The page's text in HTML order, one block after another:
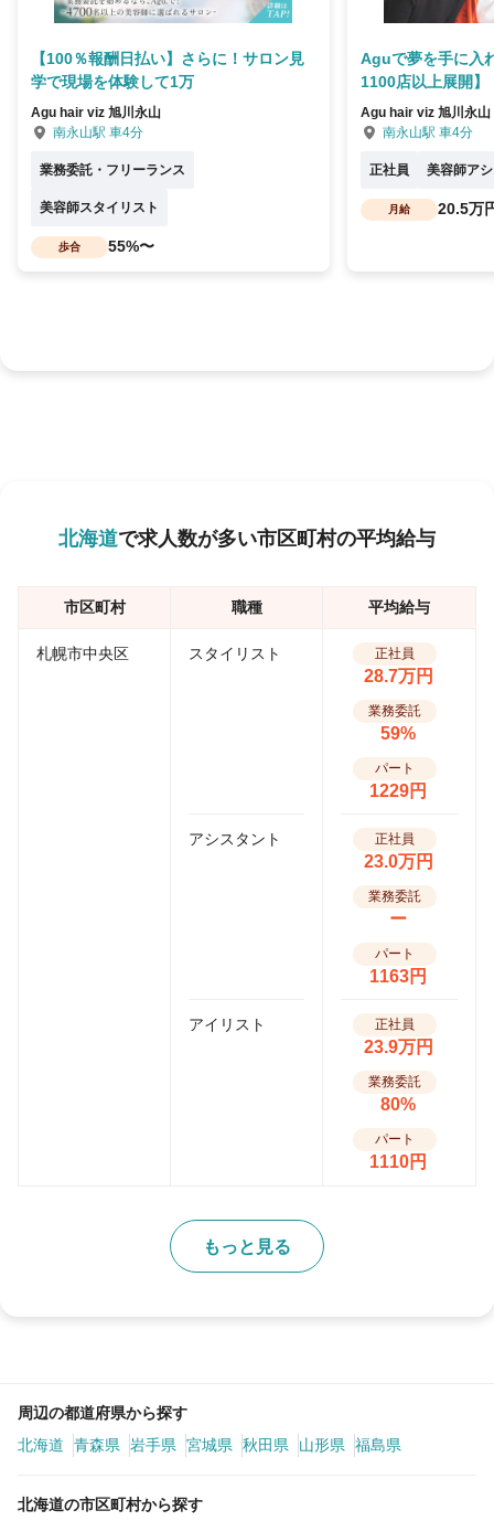
【100％報酬日払い】さらに！サロン見
学で現場を体験して1万
Agu hair viz 旭川永山
南永山駅 車4分
業務委託・フリーランス
美容師スタイリスト
歩合 55%〜
Aguで夢を手に入
1100店以上展開】
Agu hair viz 旭川永山
南永山駅 車4分
正社員 美容師ア
月給 20.5万
北海道で求人数が多い市区町村の平均給与
市区町村 職種 平均給与
札幌市中央区 スタイリスト 正社員
28.7万円
業務委託
59%
パート
1229円
アシスタント 正社員
23.0万円
業務委託
ー
パート
1163円
アイリスト 正社員
23.9万円
業務委託
80%
パート
1110円
もっと見る
周辺の都道府県から探す
北海道
青森県 岩手県 宮城県 秋田県 山形県 福島県
北海道の市区町村から探す